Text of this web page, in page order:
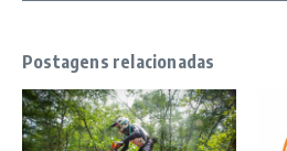
Postagens relacionadas